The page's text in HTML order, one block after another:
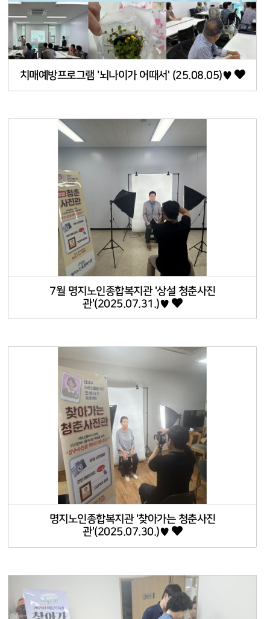
치매예방프로그램 '뇌나이가 어때서' (25.08.05)♥
7월 명지노인종합복지관 '상설 청춘사진
관'(2025.07.31.)♥
명지노인종합복지관 '찾아가는 청춘사진
관'(2025.07.30.)♥